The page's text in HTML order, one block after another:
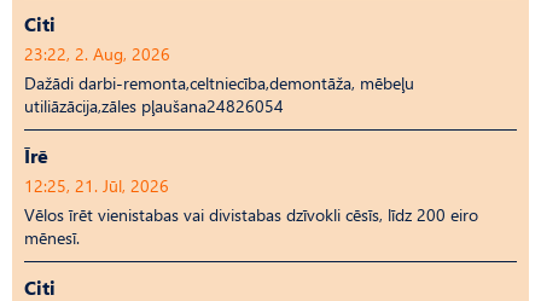
Citi
23:22, 2. Aug, 2026
Dažādi darbi-remonta,celtniecība,demontāža, mēbeļu
utiliāzācija,zāles pļaušana24826054
Īrē
12:25, 21. Jūl, 2026
Vēlos īrēt vienistabas vai divistabas dzīvokli cēsīs, līdz 200 eiro
mēnesī.
Citi